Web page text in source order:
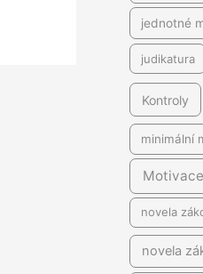
jednotné
judikatura
Kontroly
minimální
Motivace
novela
novela